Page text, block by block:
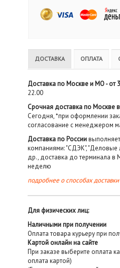
ДОСТАВКА ОПЛАТА
Доставка по Москве и МО - от
22.00
Срочная доставка по Москве
Сегодня, *при оформлении
согласование с менеджером
Доставка по России
компаниями: "СДЭК", "Деловые
др., доставка до терминала в
неделю
подробнее о способах доставки
Для физических лиц:
Наличными при получении
Оплата товара курьеру при
Картой онлайн на сайте
При заказе выберите оплата
оплата картой)